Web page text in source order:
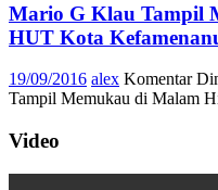
Mario G Klau Tampil
HUT Kota
19/09/2016 alex Komentar
Tampil Memukau di Malam
Video